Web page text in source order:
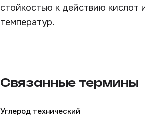
стойкостью к действию кислот
температур.
Связанные термины
Углерод технический